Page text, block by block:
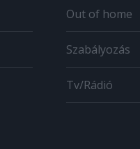
Out of home
Szabályozás
Tv/Rádió